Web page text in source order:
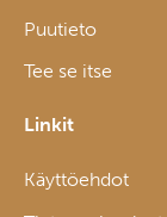
Puutieto
Tee se itse
Linkit
Käyttöehdot